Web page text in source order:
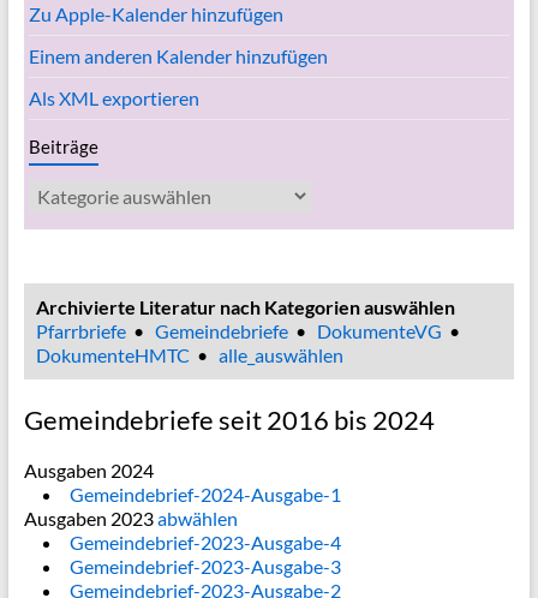
Zu Apple-Kalender hinzufügen
Einem anderen Kalender hinzufügen
Als XML exportieren
Beiträge
Beiträge
Archivierte Literatur nach Kategorien auswählen
Pfarrbriefe• Gemeindebriefe• DokumenteVG •
DokumenteHMTC • alle_auswählen
Gemeindebriefe seit 2016 bis 2024
Ausgaben 2024
Gemeindebrief-2024-Ausgabe-1
Ausgaben 2023abwählen
Gemeindebrief-2023-Ausgabe-4
Gemeindebrief-2023-Ausgabe-3
Gemeindebrief-2023-Ausgabe-2